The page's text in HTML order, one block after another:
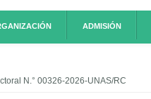
ADMISIÓN
N.° 00326-2026-UNAS/RC